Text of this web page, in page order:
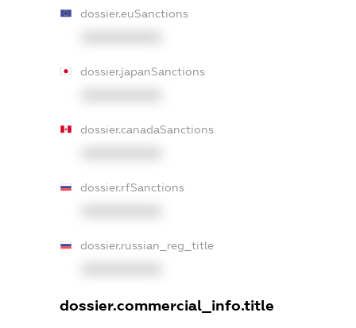
dossier.euSanctions
dossier.japanSanctions
dossier.canadaSanctions
dossier.rfSanctions
dossier.russian_reg_title
dossier.commercial_info.title